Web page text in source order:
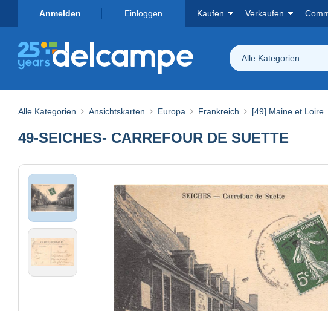
Anmelden Einloggen Kaufen Verkaufen
Alle Kategorien
Alle Kategorien Ansichtskarten Europa Frankreich [49] Maine et Loire
49-SEICHES- CARREFOUR DE SUETTE